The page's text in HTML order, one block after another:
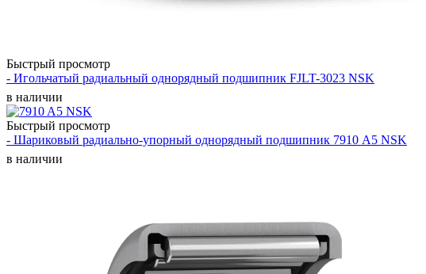
Быстрый просмотр
- Игольчатый радиальный однорядный подшипник FJLT-3023 NSK
в наличии
Быстрый просмотр
- Шариковый радиально-упорный однорядный подшипник 7910 A5 NSK
в наличии